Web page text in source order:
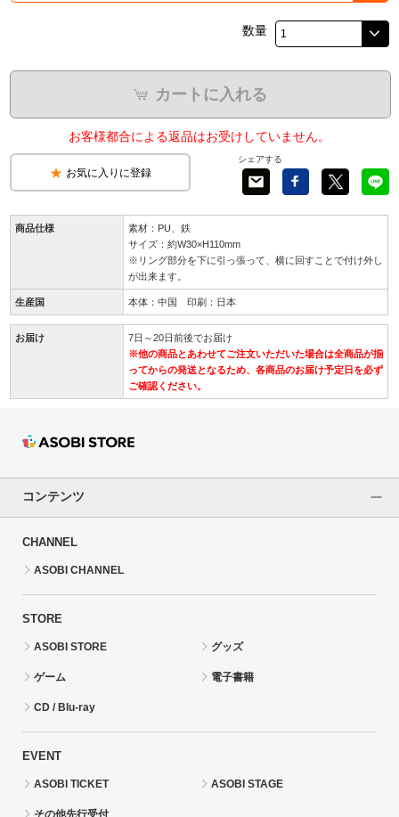
数量
カートに入れる
お客様都合による返品はお受けしていません。
お気に入りに登録
シェアする
商品仕様
素材：PU、鉄
サイズ：約W30×H110mm
※リング部分を下に引っ張って、横に回すことで付け外し
が出来ます。
生産国 本体：中国 印刷：日本
お届け
7日～20日前後でお届け
※他の商品とあわせてご注文いただいた場合は全商品が揃
ってからの発送となるため、各商品のお届け予定日を必ず
ご確認ください。
コンテンツ
CHANNEL
ASOBI CHANNEL
STORE
ASOBI STORE グッズ
ゲーム 電子書籍
CD / Blu-ray
EVENT
ASOBI TICKET ASOBI STAGE
その他先行受付